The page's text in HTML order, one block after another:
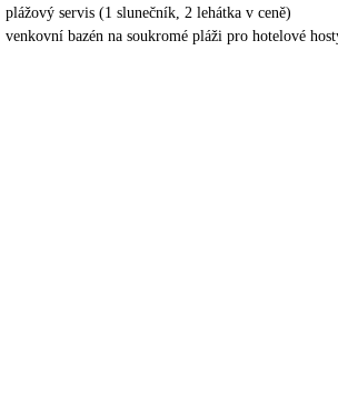
plážový servis (1 slunečník, 2 lehátka v ceně)
venkovní bazén na soukromé pláži pro hotelové